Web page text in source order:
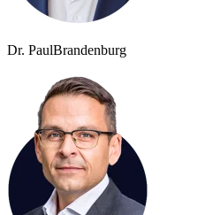
Dr. PaulBrandenburg